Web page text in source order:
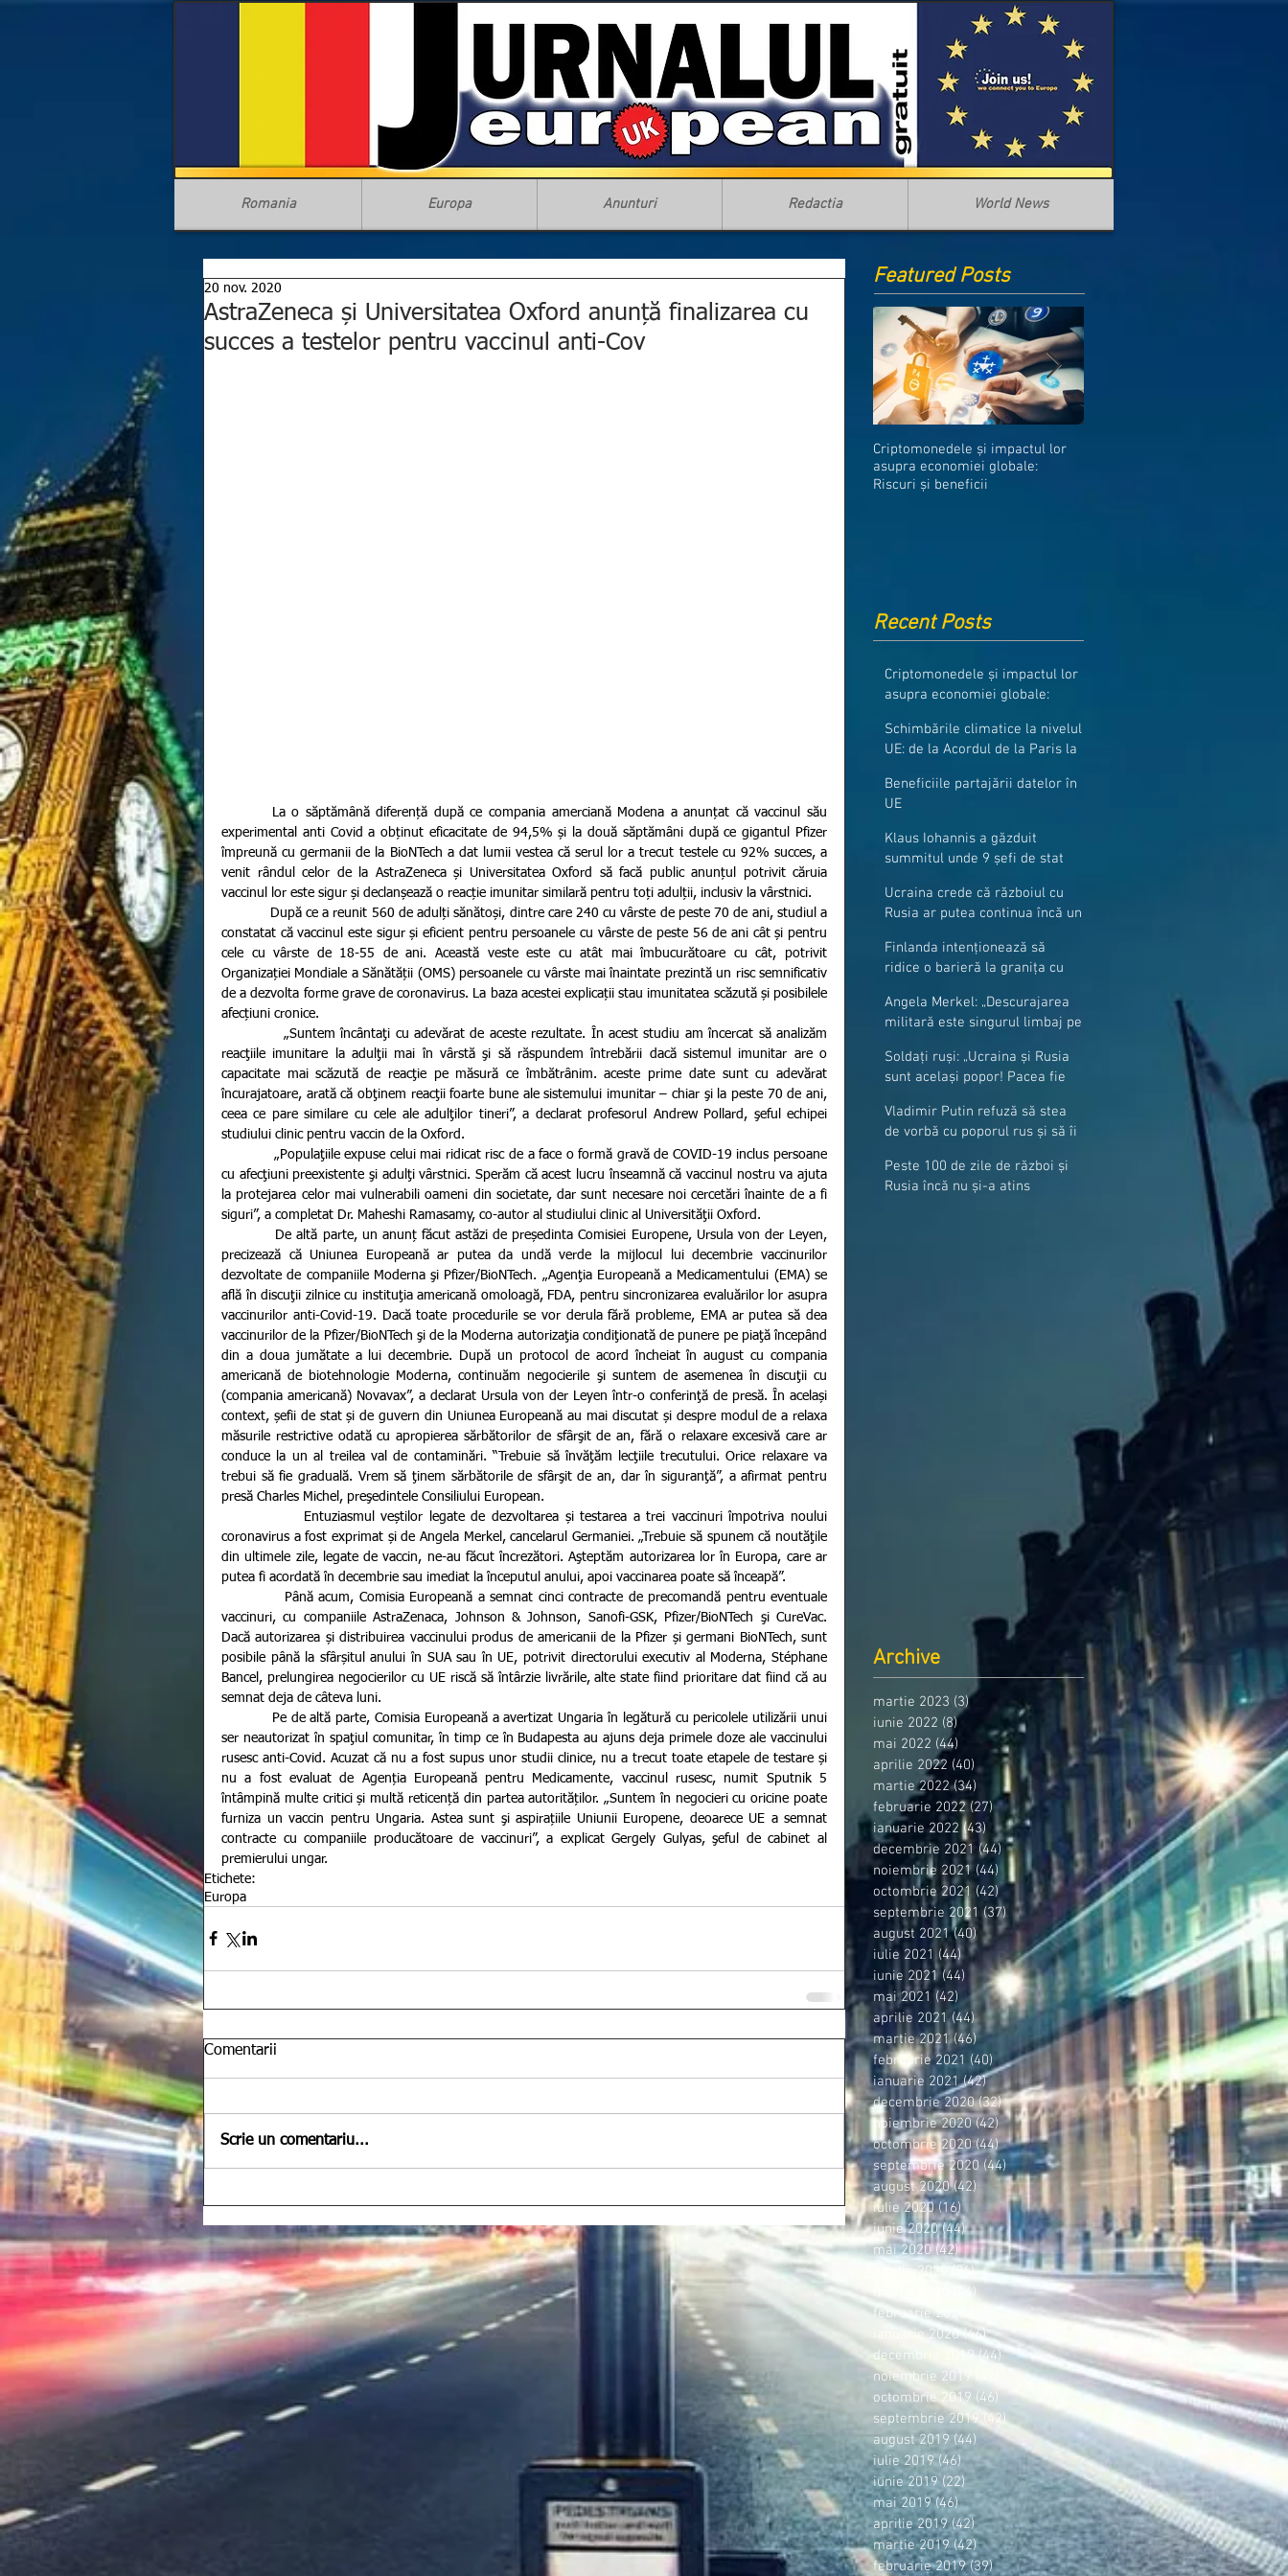
Romania Europa Anunturi Redactia World News
AstraZeneca și Universitatea Oxford anunță finalizarea cu
succes a testelor pentru vaccinul anti-Cov
20 nov. 2020
experimental anti Covid a obținut eficacitate de 94,5% și la două săptămâni după ce gigantul Pfizer
împreună cu germanii de la BioNTech a dat lumii vestea că serul lor a trecut testele cu 92% succes, a
venit rândul celor de la AstraZeneca și Universitatea Oxford să facă public anunțul potrivit căruia
vaccinul lor este sigur și declanșează o reacție imunitar similară pentru toți adulții, inclusiv la vârstnici.
constatat că vaccinul este sigur și eficient pentru persoanele cu vârste de peste 56 de ani cât și pentru
cele cu vârste de 18-55 de ani. Această veste este cu atât mai îmbucurătoare cu cât, potrivit
Organizației Mondiale a Sănătății (OMS) persoanele cu vârste mai înaintate prezintă un risc semnificativ
de a dezvolta forme grave de coronavirus. La baza acestei explicații stau imunitatea scăzută și posibilele
afecțiuni cronice.
reacţiile imunitare la adulţii mai în vârstă şi să răspundem întrebării dacă sistemul imunitar are o
capacitate mai scăzută de reacţie pe măsură ce îmbătrânim. aceste prime date sunt cu adevărat
încurajatoare, arată că obţinem reacţii foarte bune ale sistemului imunitar – chiar şi la peste 70 de ani,
ceea ce pare similare cu cele ale adulţilor tineri”, a declarat profesorul Andrew Pollard, şeful echipei
studiului clinic pentru vaccin de la Oxford.
cu afecţiuni preexistente şi adulţi vârstnici. Sperăm că acest lucru înseamnă că vaccinul nostru va ajuta
la protejarea celor mai vulnerabili oameni din societate, dar sunt necesare noi cercetări înainte de a fi
siguri”, a completat Dr. Maheshi Ramasamy, co-autor al studiului clinic al Universităţii Oxford.
precizează că Uniunea Europeană ar putea da undă verde la mijlocul lui decembrie vaccinurilor
dezvoltate de companiile Moderna şi Pfizer/BioNTech. „Agenţia Europeană a Medicamentului (EMA) se
află în discuţii zilnice cu instituţia americană omoloagă, FDA, pentru sincronizarea evaluărilor lor asupra
vaccinurilor anti-Covid-19. Dacă toate procedurile se vor derula fără probleme, EMA ar putea să dea
vaccinurilor de la Pfizer/BioNTech şi de la Moderna autorizaţia condiţionată de punere pe piaţă începând
din a doua jumătate a lui decembrie. După un protocol de acord încheiat în august cu compania
americană de biotehnologie Moderna, continuăm negocierile şi suntem de asemenea în discuţii cu
(compania americană) Novavax”, a declarat Ursula von der Leyen într-o conferinţă de presă. În același
context, șefii de stat și de guvern din Uniunea Europeană au mai discutat și despre modul de a relaxa
măsurile restrictive odată cu apropierea sărbătorilor de sfârşit de an, fără o relaxare excesivă care ar
conduce la un al treilea val de contaminări. “Trebuie să învăţăm lecţiile trecutului. Orice relaxare va
trebui să fie graduală. Vrem să ţinem sărbătorile de sfârşit de an, dar în siguranţă”, a afirmat pentru
presă Charles Michel, preşedintele Consiliului European.
coronavirus a fost exprimat și de Angela Merkel, cancelarul Germaniei. „Trebuie să spunem că noutăţile
din ultimele zile, legate de vaccin, ne-au făcut încrezători. Aşteptăm autorizarea lor în Europa, care ar
putea fi acordată în decembrie sau imediat la începutul anului, apoi vaccinarea poate să înceapă”.
vaccinuri, cu companiile AstraZenaca, Johnson & Johnson, Sanofi-GSK, Pfizer/BioNTech şi CureVac.
Dacă autorizarea și distribuirea vaccinului produs de americanii de la Pfizer și germani BioNTech, sunt
posibile până la sfârșitul anului în SUA sau în UE, potrivit directorului executiv al Moderna, Stéphane
Bancel, prelungirea negocierilor cu UE riscă să întârzie livrările, alte state fiind prioritare dat fiind că au
semnat deja de câteva luni.
ser neautorizat în spaţiul comunitar, în timp ce în Budapesta au ajuns deja primele doze ale vaccinului
rusesc anti-Covid. Acuzat că nu a fost supus unor studii clinice, nu a trecut toate etapele de testare și
nu a fost evaluat de Agenția Europeană pentru Medicamente, vaccinul rusesc, numit Sputnik 5
întâmpină multe critici și multă reticență din partea autorităților. „Suntem în negocieri cu oricine poate
furniza un vaccin pentru Ungaria. Astea sunt şi aspirațiile Uniunii Europene, deoarece UE a semnat
contracte cu companiile producătoare de vaccinuri”, a explicat Gergely Gulyas, şeful de cabinet al
premierului ungar.
Etichete:
Europa
Comentarii
Scrie un comentariu...
Featured Posts
Criptomonedele și impactul lor
asupra economiei globale:
Riscuri și beneficii
Recent Posts
Criptomonedele și impactul lor
asupra economiei globale:
Schimbările climatice la nivelul
UE: de la Acordul de la Paris la
Beneficiile partajării datelor în
UE
Klaus Iohannis a găzduit
summitul unde 9 șefi de stat
granițe
Ucraina crede că războiul cu
Rusia ar putea continua încă un
Finlanda intenționează să
ridice o barieră la granița cu
Angela Merkel: „Descurajarea
militară este singurul limbaj pe
Soldați ruși: „Ucraina și Rusia
sunt același popor! Pacea fie
Vladimir Putin refuză să stea
de vorbă cu poporul rus și să îi
Peste 100 de zile de război și
Rusia încă nu și-a atins
Archive
martie 2023 (3)3 postări
iunie 2022 (8)8 postări
mai 2022 (44) 44 postări
aprilie 2022 (40)40 postări
martie 2022 (34) 34 postări
februarie 2022 (27)27 postări
ianuarie 2022 (43) 43 postări
decembrie 2021 (44)44 postări
noiembrie 2021 (44) 44 postări
octombrie 2021 (42)42 postări
septembrie 2021 (37)37 postări
august 2021 (40)40 postări
iulie 2021 (44)44 postări
iunie 2021 (44) 44 postări
mai 2021 (42) 42 postări
aprilie 2021 (44)44 postări
martie 2021 (46)46 postări
februarie 2021 (40)40 postări
ianuarie 2021 (42)42 postări
decembrie 2020 (32)32 postări
noiembrie 2020 (42) 42 postări
octombrie 2020 (44)44 postări
septembrie 2020 (44)44 postări
august 2020 (42)42 postări
iulie 2020 (16)16 postări
iunie 2020 (44)44 postări
mai 2020 (42)42 postări
aprilie 2020 (36)36 postări
martie 2020
(44) 44 postări
februarie 2020
38 postări
ianuarie 2020 (46)46 postări
decembrie 2019 (44)44 postări
noiembrie 2019
42 postări
octombrie 2019 (46) 46 postări
septembrie 2019 (42)42 postări
august 2019 (44) 44 postări
iulie 2019 (46) 46 postări
iunie 2019 (22) 22 postări
mai 2019 (46)46 postări
aprilie 2019 (42)42 postări
martie 2019 (42)42 postări
februarie 2019 (39)39 postări